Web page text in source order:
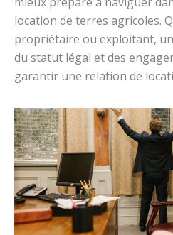
location de terres agricoles.
propriétaire ou exploitant,
du statut légal et des
garantir une relation de